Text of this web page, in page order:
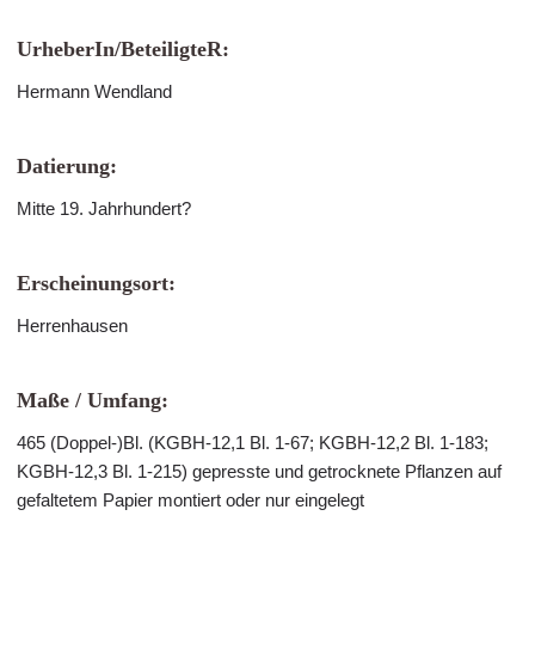
UrheberIn/BeteiligteR:
Hermann Wendland
Datierung:
Mitte 19. Jahrhundert?
Erscheinungsort:
Herrenhausen
Maße / Umfang:
465 (Doppel-)Bl. (KGBH-12,1 Bl. 1-67; KGBH-12,2 Bl. 1-183;
KGBH-12,3 Bl. 1-215) gepresste und getrocknete Pflanzen auf
gefaltetem Papier montiert oder nur eingelegt